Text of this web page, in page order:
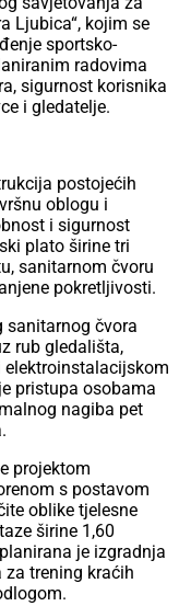
Ljubica“, kojim se
sportsko-
radovima
sigurnost korisnika
i gledatelje.
postojećih
oblogu i
i sigurnost
plato širine tri
sanitarnom čvoru
pokretljivosti.
sanitarnog čvora
rub gledališta,
pristupa osobama
nagiba pet
projektom
s postavom
oblike tjelesne
širine 1,60
je izgradnja
trening kraćih